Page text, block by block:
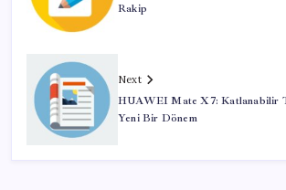
Rakip
Next
HUAWEI Mate X7: Katlanabilir
Yeni Bir Dönem